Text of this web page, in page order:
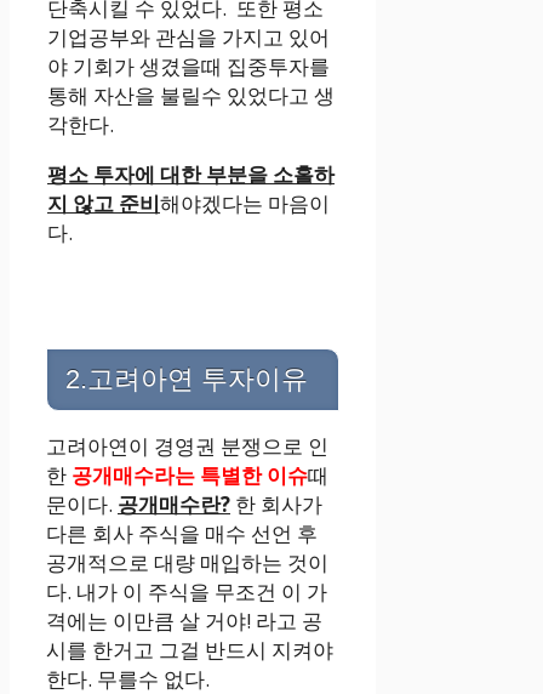
단축시킬 수 있었다. 또한 평소
기업공부와 관심을 가지고 있어
야 기회가 생겼을때 집중투자를
통해 자산을 불릴수 있었다고 생
각한다.
평소 투자에 대한 부분을 소홀하
지 않고 준비해야겠다는 마음이
다.
2.고려아연 투자이유
고려아연이 경영권 분쟁으로 인
한 공개매수라는 특별한 이슈때
문이다. 공개매수란? 한 회사가
다른 회사 주식을 매수 선언 후
공개적으로 대량 매입하는 것이
다. 내가 이 주식을 무조건 이 가
격에는 이만큼 살 거야! 라고 공
시를 한거고 그걸 반드시 지켜야
한다. 무를수 없다.